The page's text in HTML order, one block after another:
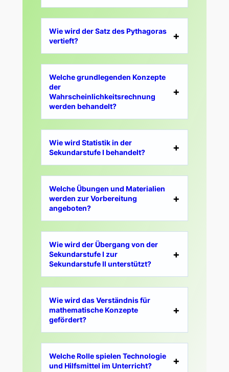
Wie wird der Satz des Pythagoras
vertieft?
Welche grundlegenden Konzepte
der
Wahrscheinlichkeitsrechnung
werden behandelt?
Wie wird Statistik in der
Sekundarstufe I behandelt?
Welche Übungen und Materialien
werden zur Vorbereitung
angeboten?
Wie wird der Übergang von der
Sekundarstufe I zur
Sekundarstufe II unterstützt?
Wie wird das Verständnis für
mathematische Konzepte
gefördert?
Welche Rolle spielen Technologie
und Hilfsmittel im Unterricht?